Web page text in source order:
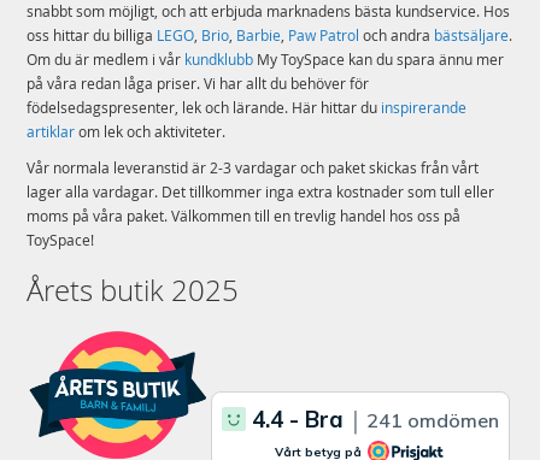
snabbt som möjligt, och att erbjuda marknadens bästa kundservice. Hos
oss hittar du billiga LEGO, Brio, Barbie, Paw Patrol och andra bästsäljare.
Om du är medlem i vår kundklubb My ToySpace kan du spara ännu mer
på våra redan låga priser. Vi har allt du behöver för
födelsedagspresenter, lek och lärande. Här hittar du inspirerande
artiklarom lek och aktiviteter.
Vår normala leveranstid är 2-3 vardagar och paket skickas från vårt
lager alla vardagar. Det tillkommer inga extra kostnader som tull eller
moms på våra paket. Välkommen till en trevlig handel hos oss på
ToySpace!
Årets butik 2025